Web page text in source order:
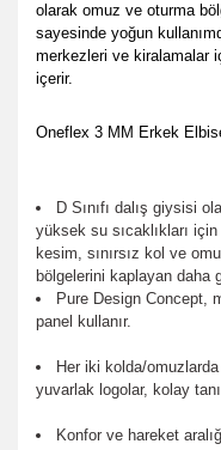
olarak omuz ve oturma
sayesinde yoğun
merkezleri ve kiralamalar
içerir.
Oneflex 3 MM Erkek
D Sınıfı dalış giysisi
yüksek su sıcaklıkları
kesim, sınırsız kol ve
bölgelerini kaplayan daha
Pure Design Concept,
panel kullanır.
Her iki kolda/
yuvarlak logolar, kolay
Konfor ve hareket